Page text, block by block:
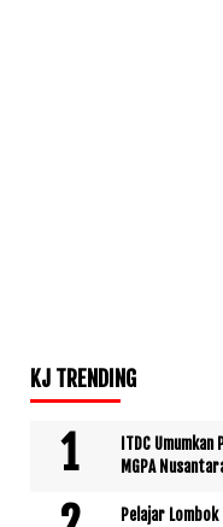
KJ TRENDING
ITDC
MGPA
Pelajar